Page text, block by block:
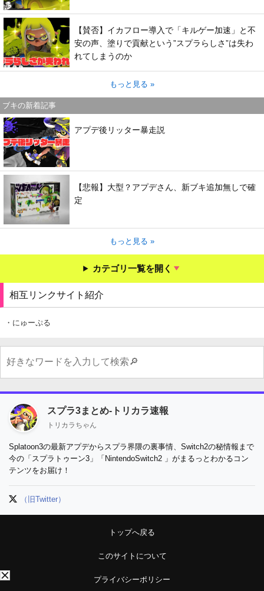
【賛否】イカフロー導入で「キルゲー加速」と不
安の声、塗りで貢献という”スプラらしさ”は失わ
れてしまうのか
もっと見る »
ブキの新着記事
アプデ後リッター暴走説
【悲報】大型？アプデさん、新ブキ追加無しで確
定
もっと見る »
カテゴリ一覧を開く
相互リンクサイト紹介
・にゅーぷる
スプラ3まとめ-トリカラ速報
トリカラちゃん
Splatoon3の最新アプデからスプラ界隈の裏事情、Switch2の秘情報まで
今の「スプラトゥーン3」「NintendoSwitch2 」がまるっとわかるコン
テンツをお届け！
（旧Twitter）
トップへ戻る
このサイトについて
プライバシーポリシー